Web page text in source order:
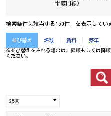
半蔵門線）
検索条件に該当する150件 を表示してい
並び替え 坪数 賃料 築年
※並び替えをされる場合は、昇順もしくは降
ください。